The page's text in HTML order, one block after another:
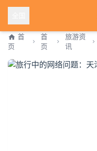
首
页
首
页
旅游资
讯